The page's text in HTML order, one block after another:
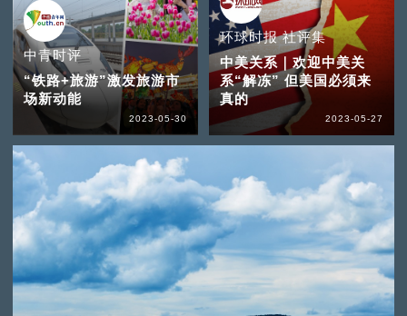
中青时评
“铁路+旅游”激发旅游市
场新动能
2023-05-30
环球时报 社评集
中美关系｜欢迎中美关
系“解冻” 但美国必须来
真的
2023-05-27